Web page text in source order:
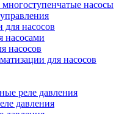
насосы
для насосов
насосами
насосов
для насосов
реле давления
давления